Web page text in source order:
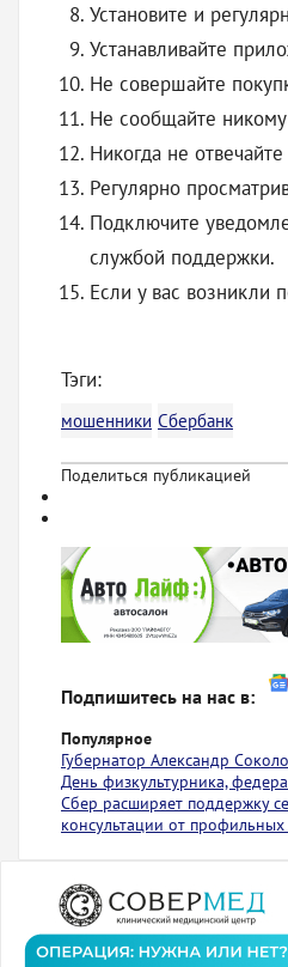
Установите и
Устанавливайте
Не совершайте
Не сообщайте
Никогда не
Регулярно
Подключите
службой поддержки.
Если у вас возникли
Тэги:
мошенники Сбербанк
Поделиться публикацией
Подпишитесь на нас в:
Популярное
Губернатор Александр
День физкультурника,
Сбер расширяет поддержку
консультации от профильных